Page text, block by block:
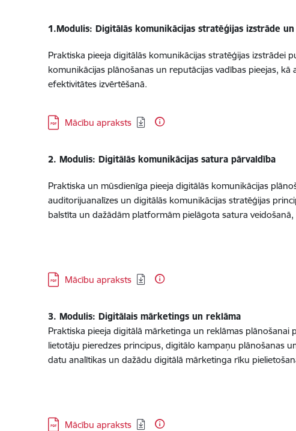
1.Modulis: Digitālās komunikācijas stratēģijas izstrāde un
Praktiska pieeja digitālās komunikācijas stratēģijas izstrādei
komunikācijas plānošanas un reputācijas vadības pieejas,
efektivitātes izvērtēšanā.
Lejupielādēt:
Mācību apraksts
2. Modulis: Digitālās komunikācijas satura pārvaldība
Praktiska un mūsdienīga pieeja digitālās komunikācijas
auditorijuanalīzes un digitālās komunikācijas stratēģijas
balstīta un dažādām platformām pielāgota satura veidošanā,
Lejupielādēt:
Mācību apraksts
3. Modulis: Digitālais mārketings un reklāma
Praktiska pieeja digitālā mārketinga un reklāmas
lietotāju pieredzes principus, digitālo kampaņu plānošanas
datu analītikas un dažādu digitālā mārketinga rīku
Lejupielādēt:
Mācību apraksts